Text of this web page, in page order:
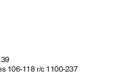
106-118 r/c 1100-237